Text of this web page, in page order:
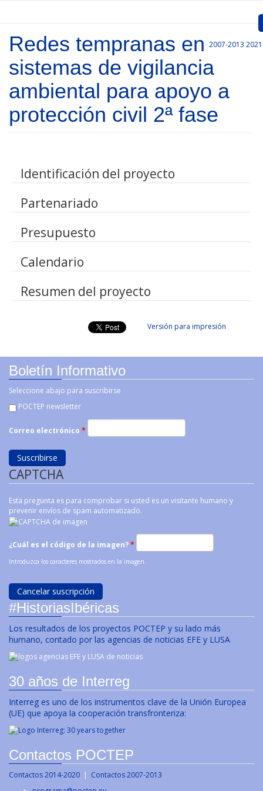
Presentación
Convocatorias
Documentos
Gestión de Proyectos
2007-2013
Redes tempranas en
sistemas de vigilancia
ambiental para apoyo a
protección civil 2ª fase
Identificación del proyecto
Partenariado
Presupuesto
Calendario
Resumen del proyecto
Versión para impresión
Boletín Informativo
Seleccione abajo para suscribirse
POCTEP newsletter
Correo electrónico *
CAPTCHA
Esta pregunta es para comprobar si usted es un visitante humano y
prevenir envíos de spam automatizado.
¿Cuál es el código de la imagen?*
Introduzca los caracteres mostrados en la imagen.
#HistoriasIbéricas
Los resultados de los proyectos POCTEP y su lado más
humano, contado por las agencias de noticias EFE y LUSA
30 años de Interreg
Interreg es uno de los instrumentos clave de la Unión Europea
(UE) que apoya la cooperación transfronteriza:
Contactos POCTEP
Contactos 2014-2020 | Contactos 2007-2013